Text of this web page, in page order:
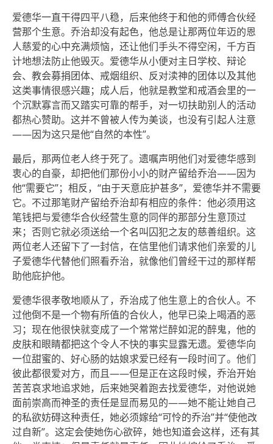
爱德华一直干得四平八稳，后来他终于和他的师傅合伙经
营那个生意。乔治却没有起色，他总是让那两位年迈的恩
人慈爱的心中充满烦恼，还让他们手头不得空闲，千方百
计地想法防止他毁灭。爱德华从小便对主日学校、辩论
会、教会募捐团体、戒烟组织、反对渎神的团体以及其他
这类事情很感兴趣；成人后，他就是教堂和戒酒会里的一
个沉默寡言而又踏实可靠的帮手，对一切扶助别人的活动
都热心赞助。这并不曾被人传为美谈，也没有引起人注意
——因为这只是他“自然的本性”。
最后，那两位老人终于死了。遗嘱声明他们对爱德华感到
衷心的自豪，却把他们那份小小的财产留给乔治——因为
他“需要它”；相反，“由于天意庇护甚多”，爱德华并不需要
它。不过那笔财产留给乔治却有相应的条件：他必须用这
笔钱把与爱德华合伙经营生意的同伴的那部分生意顶过
来；否则它就必须送给一个名叫囚犯之友的慈善组织。这
两位老人还留下了一封信，在信里他们请求他们亲爱的儿
子爱德华代替他们照看乔治，就像他们曾经干过的那样帮
助他庇护他。
爱德华很孝敬地顺从了，乔治成了他生意上的合伙人。不
过他倒不是一个物有所值的合伙人，他早已染上喝酒的恶
习；现在他很快就变成了一个常常烂醉如泥的醉鬼，他的
皮肤和眼睛都把这个令人不快的事实显露无遗。爱德华向
一位甜蜜的、好心肠的姑娘求爱已经有一段时间了。他们
彼此都很爱对方，而且——但是正在这段时候，乔治开始
苦苦哀求地追求她，后来她哭着跑去找爱德华，对他说她
面前崇高而神圣的责任是显而易见的——她不能让她自己
的私欲妨碍这种责任，她必须嫁给“可怜的乔治”并“使他改
过自新”。这定会使她伤心欲碎，她也知道会这样，还有其